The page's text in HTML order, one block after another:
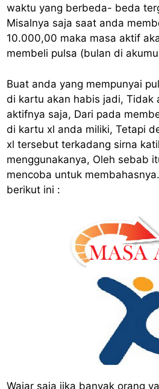
waktu yang berbeda- beda
Misalnya saja saat anda
10.000,00 maka masa aktif
membeli pulsa (bulan di
Buat anda yang mempunyai
di kartu akan habis jadi, Tidak
aktifnya saja, Dari pada
di kartu xl anda miliki, Tetapi
xl tersebut terkadang sirna
menggunakanya, Oleh sebab
mencoba untuk
berikut ini :
Wajar saja jika banyak orang